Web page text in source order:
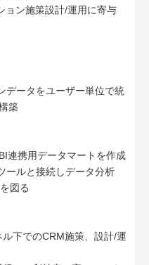
ョン施策設計/運用に寄与
データをユーザー単位で統
築
連携用データマートを作成
ールと接続しデータ分析
図る
下でのCRM施策、設計/運